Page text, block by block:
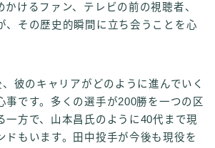
かけるファン、テレビの前の視聴者、
、その歴史的瞬間に立ち会うことを心
彼のキャリアがどのように進んでいく
事です。多くの選手が200勝を一つの区
一方で、山本昌氏のように40代まで現
ドもいます。田中投手が今後も現役を